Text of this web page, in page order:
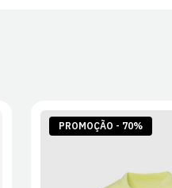
PROMOÇÃO - 70%